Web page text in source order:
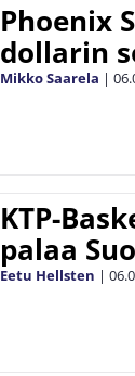
Phoenix
dollarin
Mikko Saarela |
KTP-
palaa
Eetu Hellsten |